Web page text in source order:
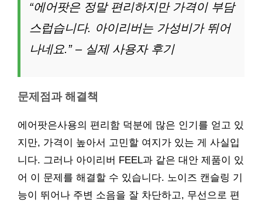
“에어팟은 정말 편리하지만 가격이 부담
스럽습니다. 아이리버는 가성비가 뛰어
나네요.” – 실제 사용자 후기
문제점과 해결책
에어팟은사용의 편리함 덕분에 많은 인기를 얻고 있
지만, 가격이 높아서 고민할 여지가 있는 게 사실입
니다. 그러나 아이리버 FEEL과 같은 대안 제품이 있
어 이 문제를 해결할 수 있습니다. 노이즈 캔슬링 기
능이 뛰어나 주변 소음을 잘 차단하고, 무선으로 편